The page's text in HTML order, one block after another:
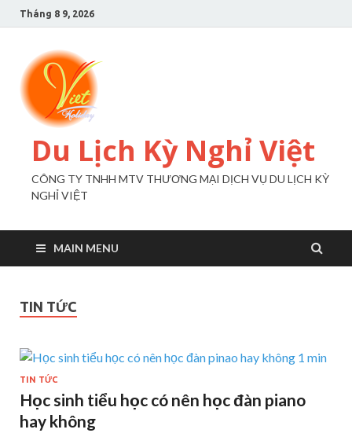
Tháng 8 9, 2026
Du Lịch Kỳ Nghỉ Việt
CÔNG TY TNHH MTV THƯƠNG MẠI DỊCH VỤ DU LỊCH KỲ
NGHỈ VIỆT
MAIN MENU
TIN TỨC
TIN TỨC
Học sinh tiểu học có nên học đàn piano
hay không